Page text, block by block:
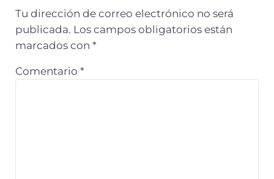
n
o
o
ti
Tu dirección de correo electrónico no será
publicada. Los campos obligatorios están
marcados con *
Comentario *